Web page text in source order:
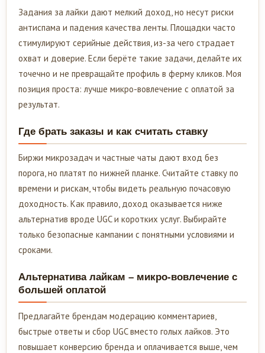
Задания за лайки дают мелкий доход, но несут риски
антиспама и падения качества ленты. Площадки часто
стимулируют серийные действия, из-за чего страдает
охват и доверие. Если берёте такие задачи, делайте их
точечно и не превращайте профиль в ферму кликов. Моя
позиция проста: лучше микро-вовлечение с оплатой за
результат.
Где брать заказы и как считать ставку
Биржи микрозадач и частные чаты дают вход без
порога, но платят по нижней планке. Считайте ставку по
времени и рискам, чтобы видеть реальную почасовую
доходность. Как правило, доход оказывается ниже
альтернатив вроде UGC и коротких услуг. Выбирайте
только безопасные кампании с понятными условиями и
сроками.
Альтернатива лайкам – микро-вовлечение с
большей оплатой
Предлагайте брендам модерацию комментариев,
быстрые ответы и сбор UGC вместо голых лайков. Это
повышает конверсию бренда и оплачивается выше, чем